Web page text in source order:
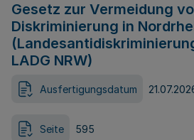
Gesetz zur Vermeidung
Diskriminierung in
LADG NRW)
Ausfertigungsdatum
Seite 595